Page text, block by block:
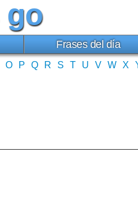
go
Frases del día
O P Q R S T U V W X